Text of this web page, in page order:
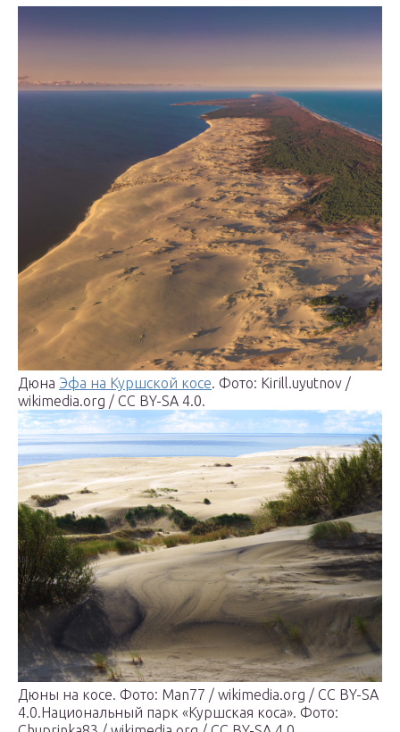
Дюна Эфа на Куршской косе. Фото: Kirill.uyutnov /
wikimedia.org / CC BY-SA 4.0.
Дюны на косе. Фото: Man77 / wikimedia.org / CC BY-SA
4.0.Национальный парк «Куршская коса». Фото: